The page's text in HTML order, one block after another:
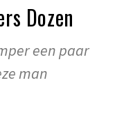
Dozen
een paar
man